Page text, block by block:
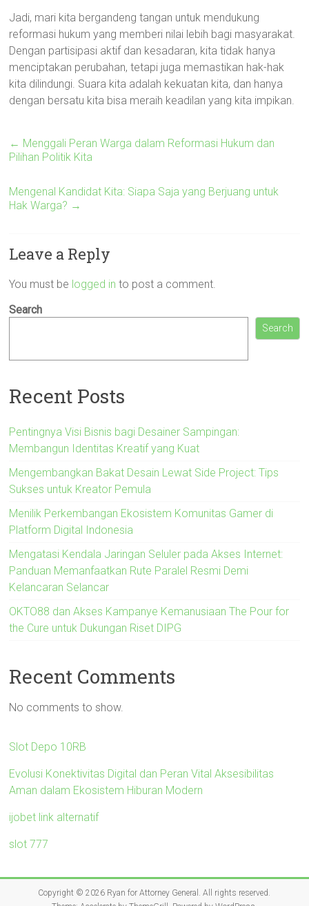
Jadi, mari kita bergandeng tangan untuk mendukung
reformasi hukum yang memberi nilai lebih bagi masyarakat.
Dengan partisipasi aktif dan kesadaran, kita tidak hanya
menciptakan perubahan, tetapi juga memastikan hak-hak
kita dilindungi. Suara kita adalah kekuatan kita, dan hanya
dengan bersatu kita bisa meraih keadilan yang kita impikan.
← Menggali Peran Warga dalam Reformasi Hukum dan
Pilihan Politik Kita
Mengenal Kandidat Kita: Siapa Saja yang Berjuang untuk
Hak Warga? →
Leave a Reply
You must be logged in to post a comment.
Search
Search
Recent Posts
Pentingnya Visi Bisnis bagi Desainer Sampingan:
Membangun Identitas Kreatif yang Kuat
Mengembangkan Bakat Desain Lewat Side Project: Tips
Sukses untuk Kreator Pemula
Menilik Perkembangan Ekosistem Komunitas Gamer di
Platform Digital Indonesia
Mengatasi Kendala Jaringan Seluler pada Akses Internet:
Panduan Memanfaatkan Rute Paralel Resmi Demi
Kelancaran Selancar
OKTO88 dan Akses Kampanye Kemanusiaan The Pour for
the Cure untuk Dukungan Riset DIPG
Recent Comments
No comments to show.
Slot Depo 10RB
Evolusi Konektivitas Digital dan Peran Vital Aksesibilitas
Aman dalam Ekosistem Hiburan Modern
ijobet link alternatif
slot 777
Copyright © 2026 Ryan for Attorney General
. All rights reserved.